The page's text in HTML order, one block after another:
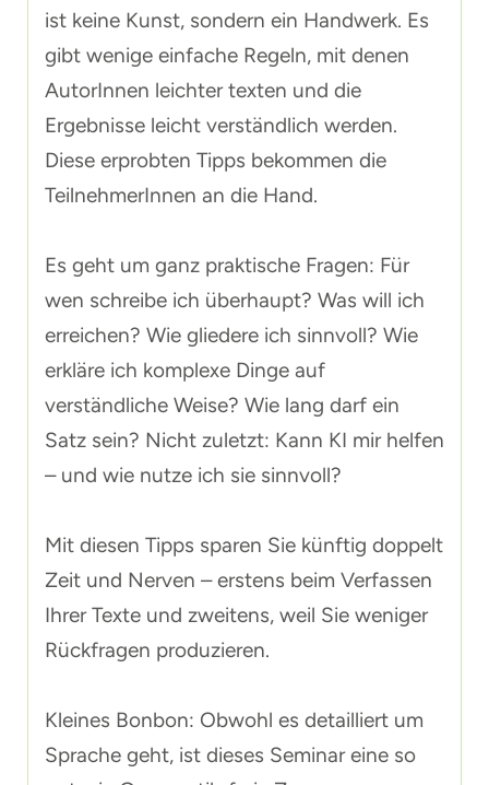
ist keine Kunst, sondern ein Handwerk. Es
gibt wenige einfache Regeln, mit denen
AutorInnen leichter texten und die
Ergebnisse leicht verständlich werden.
Diese erprobten Tipps bekommen die
TeilnehmerInnen an die Hand.
Es geht um ganz praktische Fragen: Für
wen schreibe ich überhaupt? Was will ich
erreichen? Wie gliedere ich sinnvoll? Wie
erkläre ich komplexe Dinge auf
verständliche Weise? Wie lang darf ein
Satz sein? Nicht zuletzt: Kann KI mir helfen
– und wie nutze ich sie sinnvoll?
Mit diesen Tipps sparen Sie künftig doppelt
Zeit und Nerven – erstens beim Verfassen
Ihrer Texte und zweitens, weil Sie weniger
Rückfragen produzieren.
Kleines Bonbon: Obwohl es detailliert um
Sprache geht, ist dieses Seminar eine so